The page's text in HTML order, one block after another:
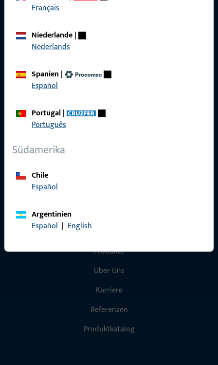
Français
Niederlande|
Nederlands
Spanien |
Español
Portugal|
Português
Südamerika
Chile
Español
Argentinien
Español | English
Allgemeines
Schnelleinstieg
Produkte
Über Uns
Karriere
Referenzen
Produktkatalog